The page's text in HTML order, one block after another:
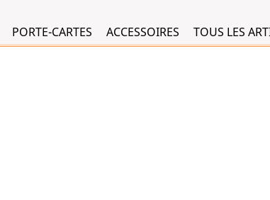
PORTE-CARTES ACCESSOIRES TOUS LES